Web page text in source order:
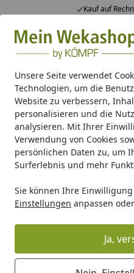
Unsere Seite verwendet
Technologien, um die
Website zu verbessern,
personalisieren und die
analysieren. Mit Ihrer
Verwendung von Cookies
persönlichen Daten zu, um
Surferlebnis und mehr
Sie können Ihre
Einstellungen anpassen
Ja,
Kauf auf
Alle Produkte
Mein Konto
Suchen
Startseite
Wellness Sauna
Weka
Laukkala 1 mit
mit Eckeinstieg